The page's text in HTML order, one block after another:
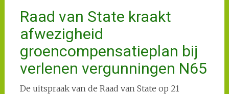
Raad van State kraakt
afwezigheid
groencompensatieplan bij
verlenen vergunningen N65
De uitspraak van de Raad van State op 21